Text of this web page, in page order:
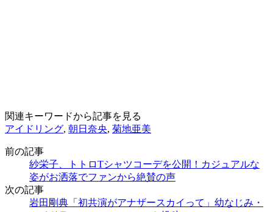
関連キーワードから記事を見る
アイドリング, 朝日奈央, 菊地亜美
前の記事
紗栄子、トトロTシャツコーデを公開！カジュアルな
姿がお洒落でファンから絶賛の声
次の記事
岩田剛典「初共演がアナザースカイって」幼なじみ・